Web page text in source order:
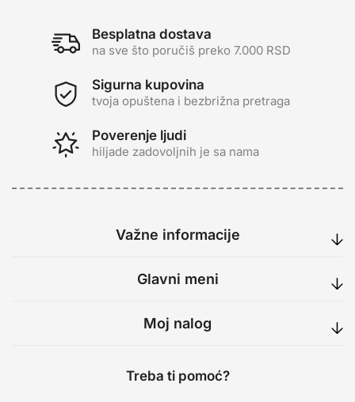
Besplatna dostava
na sve što poručiš preko 7.000 RSD
Sigurna kupovina
tvoja opuštena i bezbrižna pretraga
Poverenje ljudi
hiljade zadovoljnih je sa nama
Važne informacije
Glavni meni
Moj nalog
Treba ti pomoć?